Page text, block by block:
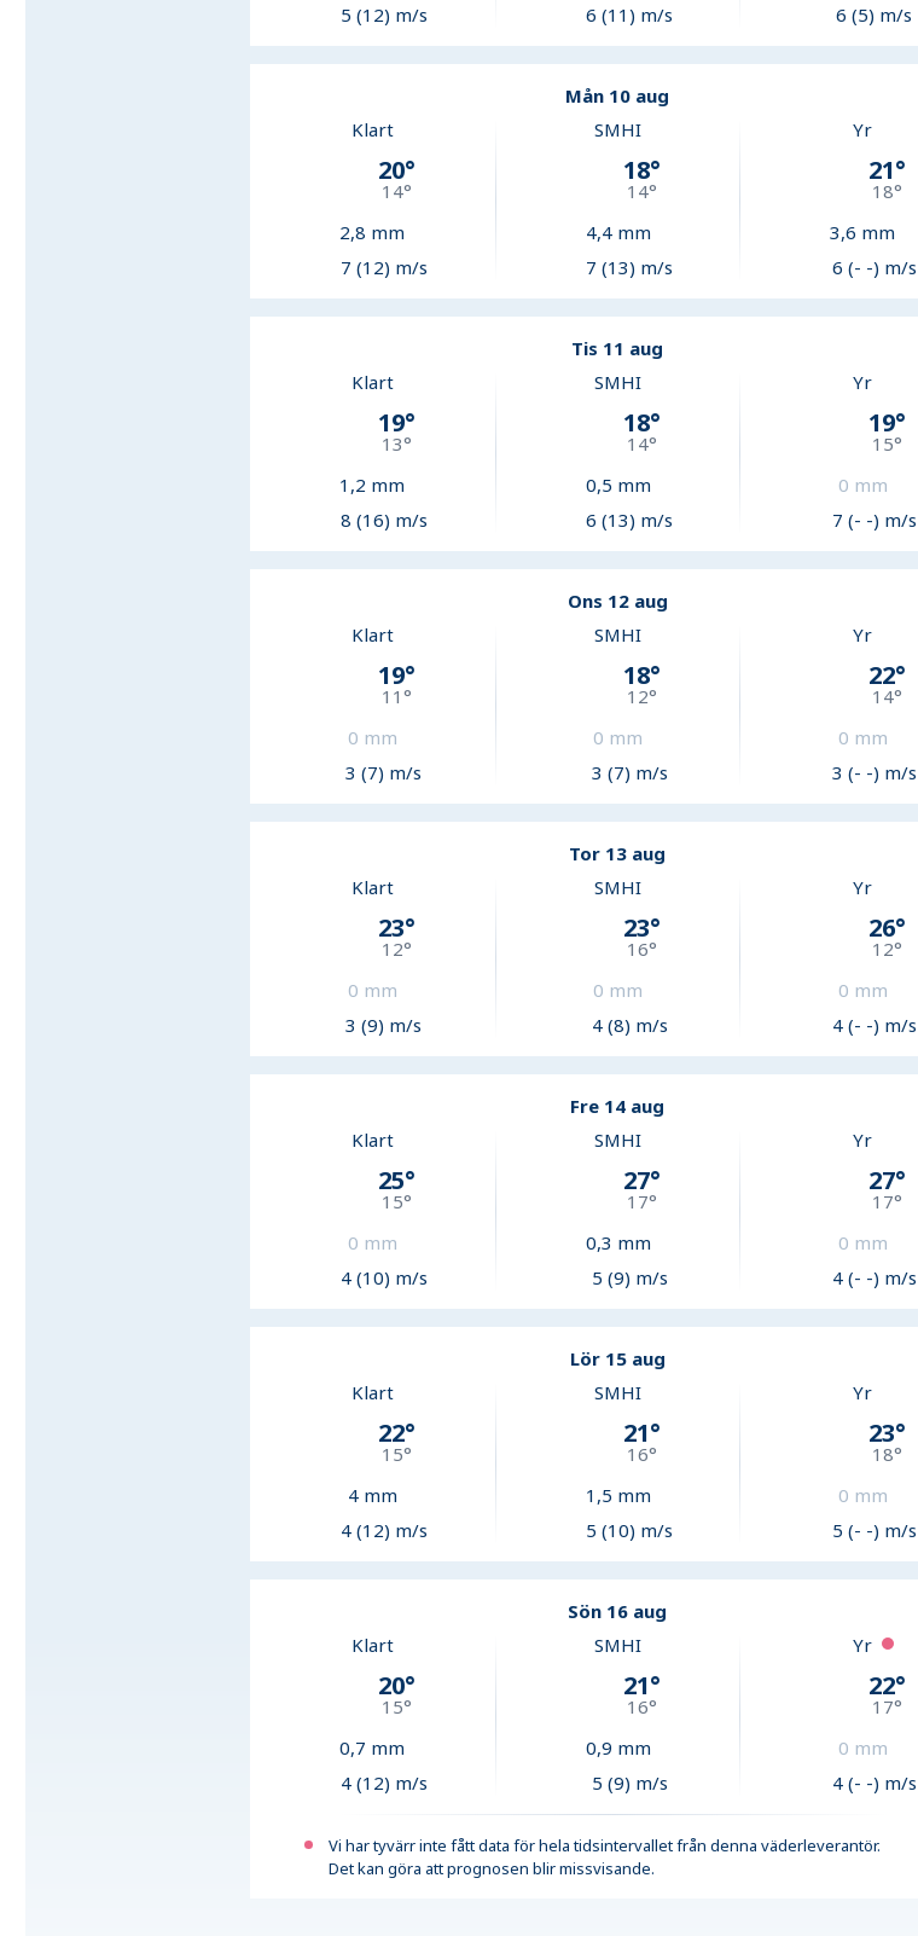
5 (12) m/s
6 (11) m/s
6 (5) m/s
Mån 10 aug
Klart
20°
14°
2,8 mm
7 (12) m/s
SMHI
18°
14°
4,4mm
7 (13) m/s
Yr
21°
18°
3,6 mm
6 (- -) m/s
Tis 11 aug
Klart
19°
13°
1,2 mm
8 (16) m/s
SMHI
18°
14°
0,5 mm
6 (13) m/s
Yr
19°
15°
0 mm
7 (- -) m/s
Ons 12 aug
Klart
19°
11 °
0 mm
3 (7) m/s
SMHI
18°
12°
0 mm
3 (7) m/s
Yr
22°
14°
0 mm
3 (- -) m/s
Tor 13 aug
Klart
23°
12°
0 mm
3 (9) m/s
SMHI
23°
16°
0 mm
4 (8) m/s
Yr
26°
12°
0 mm
4 (- -) m/s
Fre 14 aug
Klart
25°
15°
0 mm
4 (10) m/s
SMHI
27°
17°
0,3 mm
5 (9) m/s
Yr
27°
17°
0 mm
4 (- -) m/s
Lör 15 aug
Klart
22°
15°
4mm
4 (12) m/s
SMHI
21°
16°
1,5 mm
5 (10) m/s
Yr
23°
18°
0 mm
5 (- -) m/s
Sön 16 aug
Klart
20°
15°
0,7 mm
4 (12) m/s
SMHI
21°
16°
0,9 mm
5 (9) m/s
Yr
22°
17°
0 mm
4 (- -) m/s
Vi har tyvärr inte fått data för hela tidsintervallet från denna väderleverantör.
Det kan göra att prognosen blir missvisande.